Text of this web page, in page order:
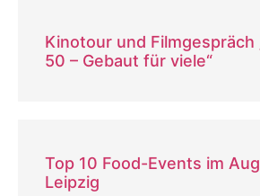
Kinotour und Filmgespräch
50 – Gebaut für viele“
Top 10 Food-Events im
Leipzig